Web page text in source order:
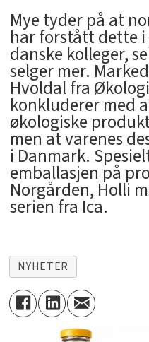
Mye tyder på at
har forstått dette i
danske kolleger,
selger mer.
Hvoldal fra
konkluderer med
økologiske
men at varenes
i Danmark.
emballasjen på
Norgården, Holli
serien fra Ica.
NYHETER